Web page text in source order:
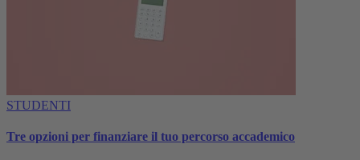
STUDENTI
Tre opzioni per finanziare il tuo percorso accademico